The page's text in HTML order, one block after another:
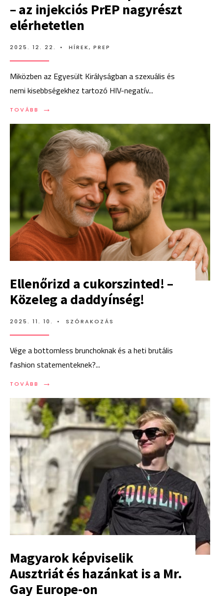
– az injekciós PrEP nagyrészt
elérhetetlen
2025. 12. 22. • HÍREK, PREP
Miközben az Egyesült Királyságban a szexuális és
nemi kisebbségekhez tartozó HIV-negatív...
TOVÁBB →
Ellenőrizd a cukorszinted! –
Közeleg a daddyínség!
2025. 11. 10. • SZÓRAKOZÁS
Vége a bottomless brunchoknak és a heti brutális
fashion statementeknek?...
TOVÁBB →
Magyarok képviselik
Ausztriát és hazánkat is a Mr.
Gay Europe-on